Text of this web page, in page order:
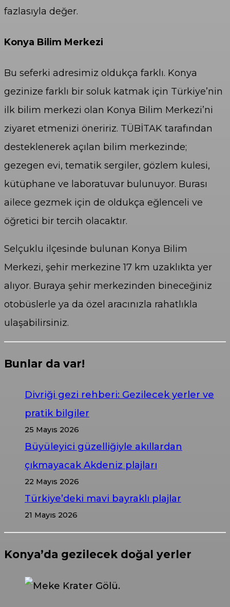
fazlasıyla değer.
Konya Bilim Merkezi
Bu seferki adresimiz oldukça farklı. Konya
gezinize farklı bir soluk katmak için Türkiye’nin
ilk bilim merkezi olan Konya Bilim Merkezi’ni
ziyaret etmenizi öneririz. TÜBİTAK tarafından
desteklenerek açılan bilim merkezinde;
gezegen evi, tematik sergiler, gözlem kulesi,
kütüphane ve laboratuvar bulunuyor. Burası
ailece gezmek için de oldukça eğlenceli ve
öğretici bir tercih olacaktır.
Selçuklu ilçesinde bulunan Konya Bilim
Merkezi, şehir merkezine 17 km uzaklıkta yer
alıyor. Buraya şehir merkezinden bineceğiniz
otobüslerle ya da özel aracınızla rahatlıkla
ulaşabilirsiniz.
Bunlar da var!
Divriği gezi rehberi: Gezilecek yerler ve
pratik bilgiler
25 Mayıs 2026
Büyüleyici güzelliğiyle akıllardan
çıkmayacak Akdeniz plajları
22 Mayıs 2026
Türkiye’deki mavi bayraklı plajlar
21 Mayıs 2026
Konya’da gezilecek doğal yerler